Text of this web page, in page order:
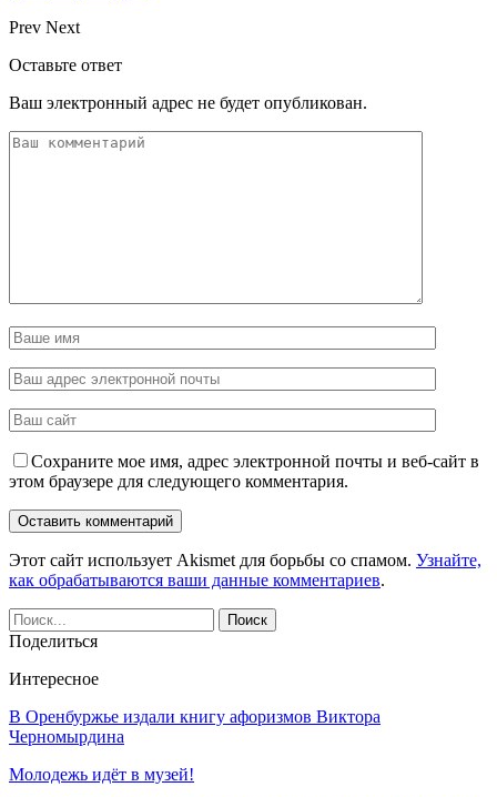
Prev Next
Оставьте ответ
Ваш электронный адрес не будет опубликован.
Сохраните мое имя, адрес электронной почты и веб-сайт в
этом браузере для следующего комментария.
Этот сайт использует Akismet для борьбы со спамом. Узнайте,
как обрабатываются ваши данные комментариев.
Поделиться
Интересное
В Оренбуржье издали книгу афоризмов Виктора
Черномырдина
Молодежь идёт в музей!